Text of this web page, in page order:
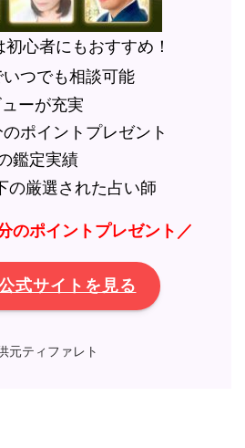
心者にもおすすめ！
つでも相談可能
ーが充実
ポイントプレゼント
鑑定実績
の厳選された占い師
のポイントプレゼント／
式サイトを見る
元ティファレト